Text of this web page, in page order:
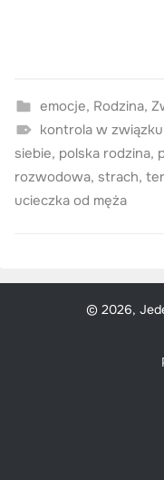
emocje, Rodzina,
kontrola w związku
siebie, polska rodzina,
rozwodowa, strach,
ucieczka od męża
© 2026,